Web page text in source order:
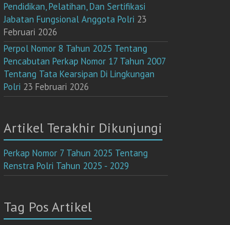
Pendidikan, Pelatihan, Dan Sertifikasi
Jabatan Fungsional Anggota Polri 23
Februari 2026
Perpol Nomor 8 Tahun 2025 Tentang
Pencabutan Perkap Nomor 17 Tahun 2007
Tentang Tata Kearsipan Di Lingkungan
Polri 23 Februari 2026
Artikel Terakhir Dikunjungi
Perkap Nomor 7 Tahun 2025 Tentang
Renstra Polri Tahun 2025 - 2029
Tag Pos Artikel